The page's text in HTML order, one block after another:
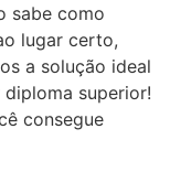
sabe como
lugar certo,
a solução ideal
superior!
consegue